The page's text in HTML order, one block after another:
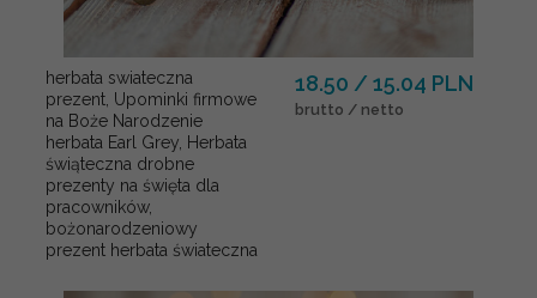
herbata swiateczna
prezent, Upominki firmowe
na Boże Narodzenie
herbata Earl Grey, Herbata
świąteczna drobne
prezenty na święta dla
pracowników,
bożonarodzeniowy
prezent herbata świateczna
18.50 / 15.04 PLN
brutto / netto